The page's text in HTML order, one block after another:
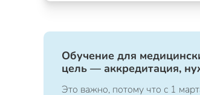
Обучение для
цель — аккредитация,
Это важно, потому что с 1